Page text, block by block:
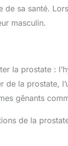
de sa santé.
masculin.
la prostate :
de la prostate,
gênants
de la